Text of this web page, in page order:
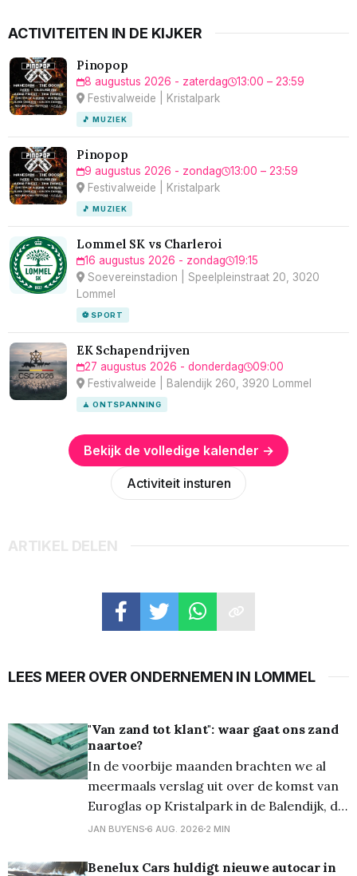
ACTIVITEITEN IN DE KIJKER
Pinopop
8 augustus 2026 - zaterdag
13:00 – 23:59
Festivalweide | Kristalpark
🎵 MUZIEK
Pinopop
9 augustus 2026 - zondag
13:00 – 23:59
Festivalweide | Kristalpark
🎵 MUZIEK
Lommel SK vs Charleroi
16 augustus 2026 - zondag
19:15
Soevereinstadion | Speelpleinstraat 20, 3020
Lommel
⚽ SPORT
EK Schapendrijven
27 augustus 2026 - donderdag
09:00
Festivalweide | Balendijk 260, 3920 Lommel
🧘 ONTSPANNING
Bekijk de volledige kalender →
Activiteit insturen
ARTIKEL DELEN
LEES MEER OVER ONDERNEMEN IN LOMMEL
"Van zand tot klant": waar gaat ons zand
naartoe?
In de voorbije maanden brachten we al
meermaals verslag uit over de komst van
Euroglas op Kristalpark in de Balendijk, de
nieuwste glasfabriek in Lommel. Deze
toepassingen van glas en stellen we ons
JAN BUYENS 6 AUG. 2026 2 MIN
Benelux Cars huldigt nieuwe autocar in